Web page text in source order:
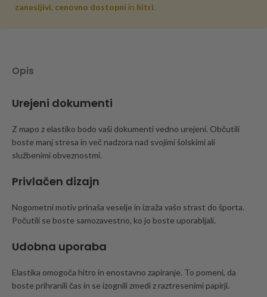
zanesljivi, cenovno dostopni in hitri.
Opis
Urejeni dokumenti
Z mapo z elastiko bodo vaši dokumenti vedno urejeni. Občutili
boste manj stresa in več nadzora nad svojimi šolskimi ali
službenimi obveznostmi.
Privlačen dizajn
Nogometni motiv prinaša veselje in izraža vašo strast do športa.
Počutili se boste samozavestno, ko jo boste uporabljali.
Udobna uporaba
Elastika omogoča hitro in enostavno zapiranje. To pomeni, da
boste prihranili čas in se izognili zmedi z raztresenimi papirji.